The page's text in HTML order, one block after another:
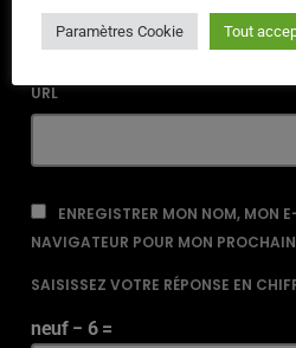
URL
ENREGISTRER MON NOM, MON
NAVIGATEUR POUR MON
SAISISSEZ VOTRE RÉPONSE EN
neuf − 6 =
Paramètres Cookie Tout